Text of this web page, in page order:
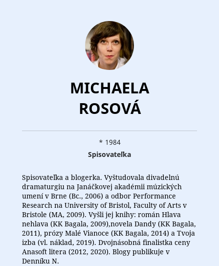
MICHAELA
ROSOVÁ
* 1984
Spisovateľka
Spisovateľka a blogerka. Vyštudovala divadelnú
dramaturgiu na Janáčkovej akadémii múzických
umení v Brne (Bc., 2006) a odbor Performance
Research na University of Bristol, Faculty of Arts v
Bristole (MA, 2009). Vyšli jej knihy: román Hlava
nehlava (KK Bagala, 2009),novela Dandy (KK Bagala,
2011), prózy Malé Vianoce (KK Bagala, 2014) a Tvoja
izba (vl. náklad, 2019). Dvojnásobná finalistka ceny
Anasoft litera (2012, 2020). Blogy publikuje v
Denníku N.